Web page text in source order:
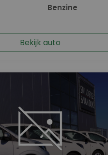
Benzine
Bekijk auto